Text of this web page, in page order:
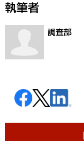
執筆者
調査部